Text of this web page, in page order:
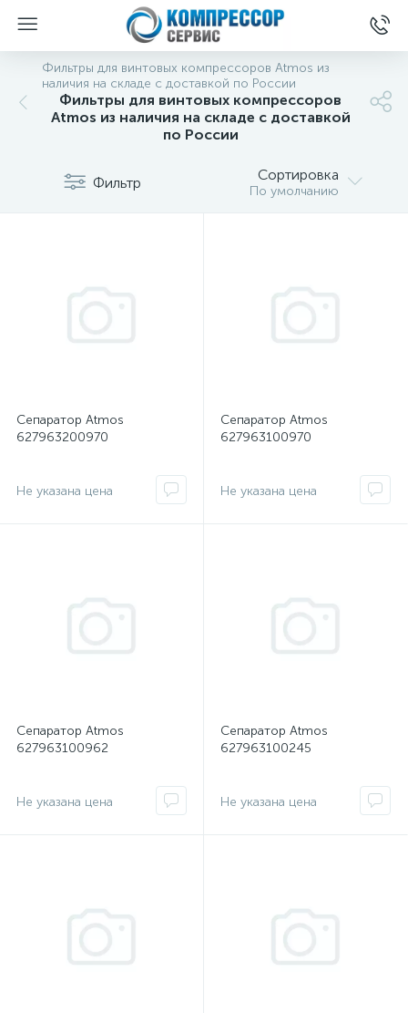
Фильтры для винтовых компрессоров Atmos из
наличия на складе с доставкой по России
Фильтры для винтовых компрессоров
Atmos из наличия на складе с доставкой
по России
Фильтр Сортировка
По умолчанию
Сепаратор Atmos
627963200970
Не указана цена
Сепаратор Atmos
627963100970
Не указана цена
Сепаратор Atmos
627963100962
Не указана цена
Сепаратор Atmos
627963100245
Не указана цена